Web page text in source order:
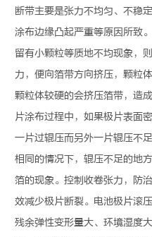
断带主要是张力不均匀、不稳
涂布边缘凸起严重等原因所致
留有小颗粒等质地不均现象，
力，便向箔带方向挤压，颗粒
颗粒体较硬的会挤压箔带，造
片涂布过程中，如果极片表面
一片过辊压而另外一片辊压不
相同的情况下，辊压不足的地
箔的现象。控制收卷张力，防
效减少极片断裂。电池极片滚
残余弹性变形量大、环境湿度